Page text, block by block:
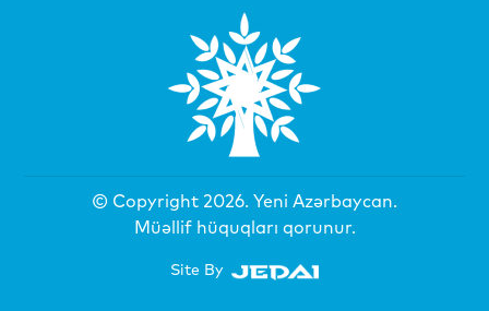
© Copyright 2026. Yeni Azərbaycan.
Müəllif hüquqları qorunur.
Site By